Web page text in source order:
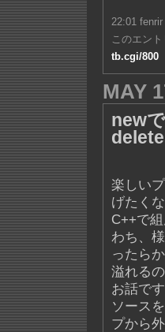
22:01
このエン
tb.cgi/800
MAY
new
楽しい
げたく
C++で
わち、
ったら
溢れる
お話で
ソース
プから